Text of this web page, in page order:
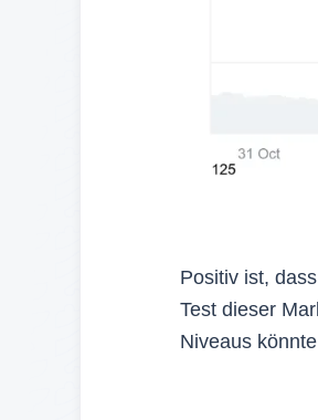
Positiv ist,
Test dieser
Niveaus